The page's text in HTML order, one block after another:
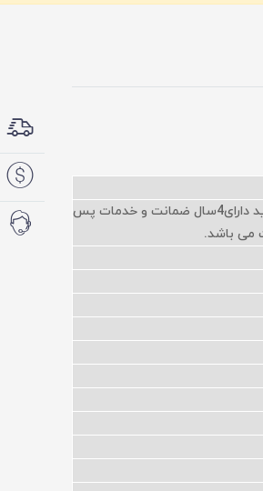
محصول با مدل و مشخصات مندرج در کارت گارانتی،از تاریخ صدور فاکتور خرید دارای4سال ضمانت و خدمات پس